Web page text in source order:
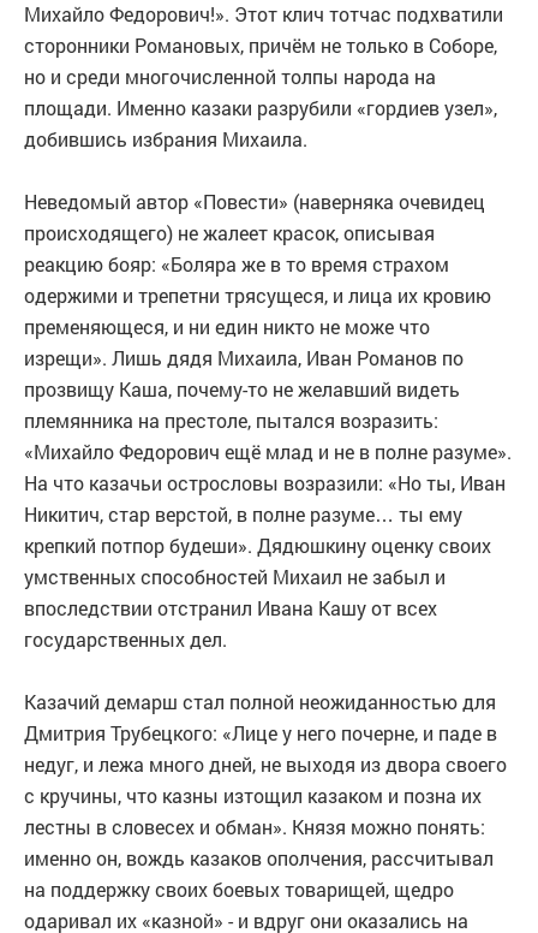
Михайло Федорович!». Этот клич тотчас подхватили
сторонники Романовых, причём не только в Соборе,
но и среди многочисленной толпы народа на
площади. Именно казаки разрубили «гордиев узел»,
добившись избрания Михаила.
Неведомый автор «Повести» (наверняка очевидец
происходящего) не жалеет красок, описывая
реакцию бояр: «Боляра же в то время страхом
одержими и трепетни трясущеся, и лица их кровию
пременяющеся, и ни един никто не може что
изрещи». Лишь дядя Михаила, Иван Романов по
прозвищу Каша, почему-то не желавший видеть
племянника на престоле, пытался возразить:
«Михайло Федорович ещё млад и не в полне разуме».
На что казачьи острословы возразили: «Но ты, Иван
Никитич, стар верстой, в полне разуме… ты ему
крепкий потпор будеши». Дядюшкину оценку своих
умственных способностей Михаил не забыл и
впоследствии отстранил Ивана Кашу от всех
государственных дел.
Казачий демарш стал полной неожиданностью для
Дмитрия Трубецкого: «Лице у него почерне, и паде в
недуг, и лежа много дней, не выходя из двора своего
с кручины, что казны изтощил казаком и позна их
лестны в словесех и обман». Князя можно понять:
именно он, вождь казаков ополчения, рассчитывал
на поддержку своих боевых товарищей, щедро
одаривал их «казной» - и вдруг они оказались на